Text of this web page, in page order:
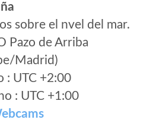
sobre el nvel del mar.
Pazo de Arriba
Madrid)
: UTC +2:00
: UTC +1:00